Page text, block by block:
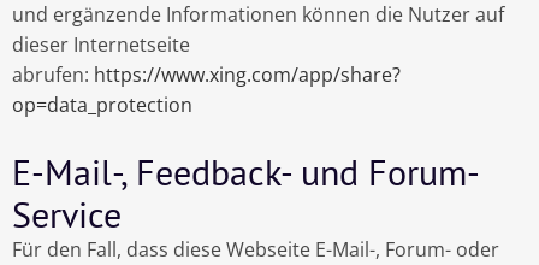
und ergänzende Informationen können die Nutzer auf
dieser Internetseite
abrufen: https://www.xing.com/app/share?
op=data_protection
E-Mail-, Feedback- und Forum-
Service
Für den Fall, dass diese Webseite E-Mail-, Forum- oder